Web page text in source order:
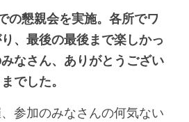
の懇親会を実施。各所でワ
、最後の最後まで楽しかっ
なさん、ありがとうござい
でした。
参加のみなさんの何気ない